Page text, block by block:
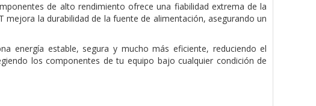
de alto rendimiento ofrece una fiabilidad extrema de la
la durabilidad de la fuente de alimentación, asegurando un
energía estable, segura y mucho más eficiente, reduciendo el
los componentes de tu equipo bajo cualquier condición de